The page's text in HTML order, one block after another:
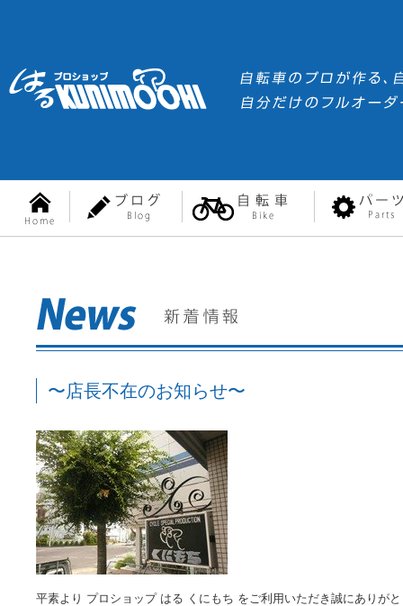
〜店長不在のお知らせ〜
平素より プロショップ はる くにもち をご利用いただき誠にありが